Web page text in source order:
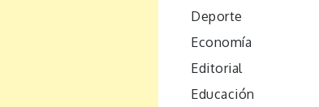
Deporte
Economía
Editorial
Educación